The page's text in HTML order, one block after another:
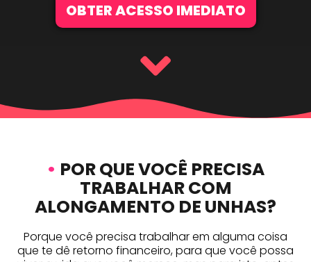
OBTER ACESSO IMEDIATO
• POR QUE VOCÊ PRECISA
TRABALHAR COM
ALONGAMENTO DE UNHAS?
Porque você precisa trabalhar em alguma coisa
que te dê retorno financeiro, para que você possa